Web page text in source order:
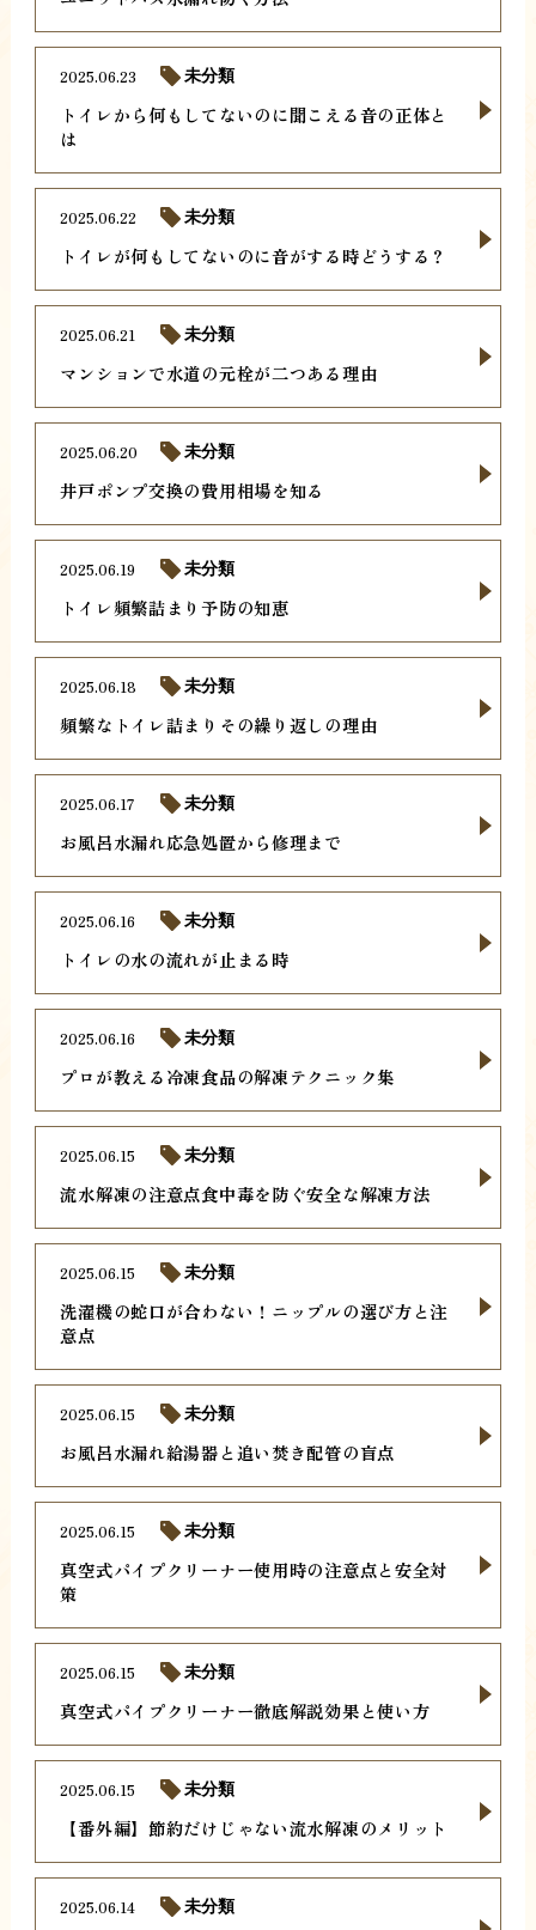
トイレから何もしてないのに聞こえる音の正体と
は
2025.06.23 未分類
トイレが何もしてないのに音がする時どうする？
2025.06.22 未分類
マンションで水道の元栓が二つある理由
2025.06.21 未分類
井戸ポンプ交換の費用相場を知る
2025.06.20 未分類
トイレ頻繁詰まり予防の知恵
2025.06.19 未分類
頻繁なトイレ詰まりその繰り返しの理由
2025.06.18 未分類
お風呂水漏れ応急処置から修理まで
2025.06.17 未分類
トイレの水の流れが止まる時
2025.06.16 未分類
プロが教える冷凍食品の解凍テクニック集
2025.06.16 未分類
流水解凍の注意点食中毒を防ぐ安全な解凍方法
2025.06.15 未分類
洗濯機の蛇口が合わない！ニップルの選び方と注
意点
2025.06.15 未分類
お風呂水漏れ給湯器と追い焚き配管の盲点
2025.06.15 未分類
真空式パイプクリーナー使用時の注意点と安全対
策
2025.06.15 未分類
真空式パイプクリーナー徹底解説効果と使い方
2025.06.15 未分類
【番外編】節約だけじゃない流水解凍のメリット
2025.06.15 未分類
2025.06.14 未分類